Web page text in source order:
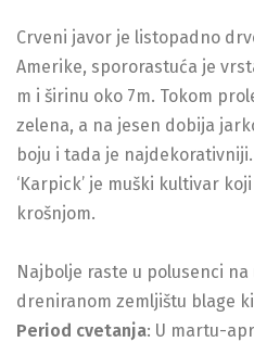
Crveni javor je listopadno
Amerike, spororastuća je
m i širinu oko 7m. Tokom
zelena, a na jesen dobija
boju i tada je najdekorativniji.
‘Karpick’ je muški kultivar
krošnjom.
Najbolje raste u polusenci
dreniranom zemljištu blage
Period cvetanja: U martu-